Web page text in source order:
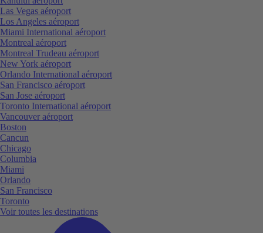
Las Vegas aéroport
Los Angeles aéroport
Miami International aéroport
Montreal aéroport
Montreal Trudeau aéroport
New York aéroport
Orlando International aéroport
San Francisco aéroport
San Jose aéroport
Toronto International aéroport
Vancouver aéroport
Boston
Cancun
Chicago
Columbia
Miami
Orlando
San Francisco
Toronto
Voir toutes les destinations